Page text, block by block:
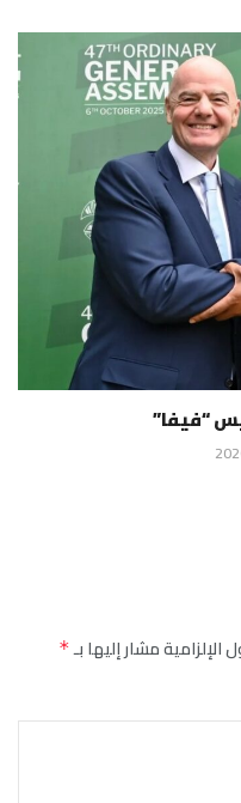
“فيفا”
الإلزامية مشار إليها بـ*